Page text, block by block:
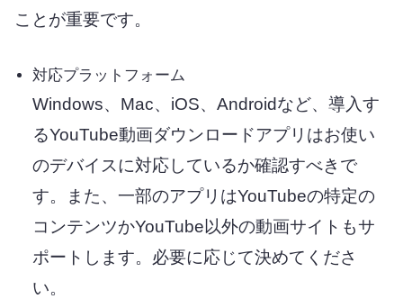
ことが重要です。
対応プラットフォーム
Windows、Mac、iOS、Androidなど、導入す
るYouTube動画ダウンロードアプリはお使い
のデバイスに対応しているか確認すべきで
す。また、一部のアプリはYouTubeの特定の
コンテンツかYouTube以外の動画サイトもサ
ポートします。必要に応じて決めてくださ
い。